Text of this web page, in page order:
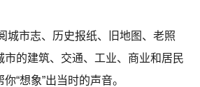
城市志、历史报纸、旧地图、老照
市的建筑、交通、工业、商业和居民
“想象”出当时的声音。